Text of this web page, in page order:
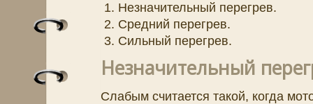
Незначительный перегрев.
Средний перегрев.
Сильный перегрев.
Незначительный
Слабым считается такой, когда